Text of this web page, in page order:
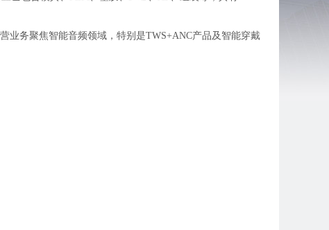
业务聚焦智能音频领域，特别是TWS+ANC产品及智能穿戴